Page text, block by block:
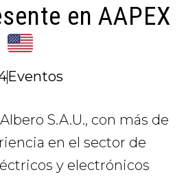
en AAPEX
Eventos
S.A.U., con más de
en el sector de
y electrónicos